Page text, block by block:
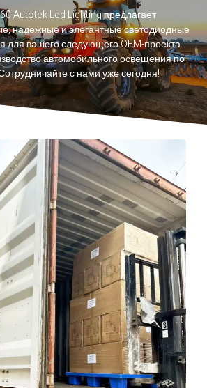
Autotek Led Lighting предлагает
надежные и элегантные светодиодные
для вашего следующего OEM-проекта.
автомобильного освещения по
с нами уже сегодня!